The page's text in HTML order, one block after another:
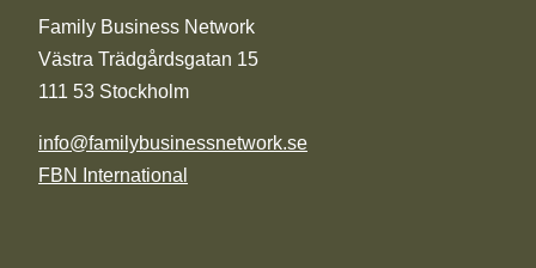
Family Business Network
Västra Trädgårdsgatan 15
111 53 Stockholm
info@familybusinessnetwork.se
FBN International